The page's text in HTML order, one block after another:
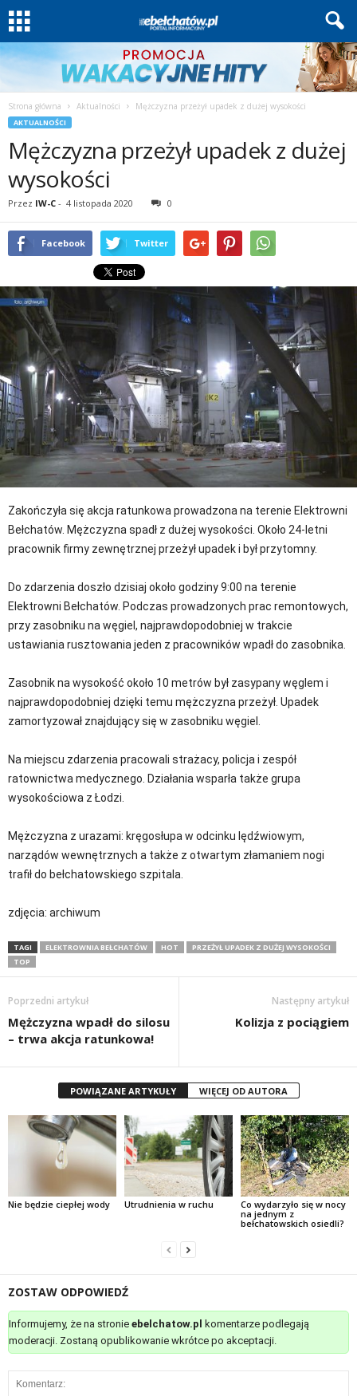
Strona główna Aktualności Mężczyzna przeżył upadek z dużej wysokości
AKTUALNOŚCI
Mężczyzna przeżył upadek z dużej
wysokości
Przez IW-C - 4 listopada 2020 0
Facebook Twitter
Zakończyła się akcja ratunkowa prowadzona na terenie Elektrowni
Bełchatów. Mężczyzna spadł z dużej wysokości. Około 24-letni
pracownik firmy zewnętrznej przeżył upadek i był przytomny.
Do zdarzenia doszło dzisiaj około godziny 9:00 na terenie
Elektrowni Bełchatów. Podczas prowadzonych prac remontowych,
przy zasobniku na węgiel, najprawdopodobniej w trakcie
ustawiania rusztowania jeden z pracowników wpadł do zasobnika.
Zasobnik na wysokość około 10 metrów był zasypany węglem i
najprawdopodobniej dzięki temu mężczyzna przeżył. Upadek
zamortyzował znajdujący się w zasobniku węgiel.
Na miejscu zdarzenia pracowali strażacy, policja i zespół
ratownictwa medycznego. Działania wsparła także grupa
wysokościowa z Łodzi.
Mężczyzna z urazami: kręgosłupa w odcinku lędźwiowym,
narządów wewnętrznych a także z otwartym złamaniem nogi
trafił do bełchatowskiego szpitala.
zdjęcia: archiwum
TAGI ELEKTROWNIA BEŁCHATÓW HOT
PRZEŻYŁ UPADEK Z DUŻEJ WYSOKOŚCI
TOP
Poprzedni artykuł
Mężczyzna wpadł do silosu
– trwa akcja ratunkowa!
Następny artykuł
Kolizja z pociągiem
POWIĄZANE ARTYKUŁY WIĘCEJ OD AUTORA
Nie będzie ciepłej wody Utrudnienia w ruchu
Co wydarzyło się w nocy
na jednym z
bełchatowskich osiedli?
ZOSTAW ODPOWIEDŹ
Informujemy, że na stronie ebelchatow.pl
komentarze podlegają
moderacji. Zostaną opublikowanie wkrótce po akceptacji.